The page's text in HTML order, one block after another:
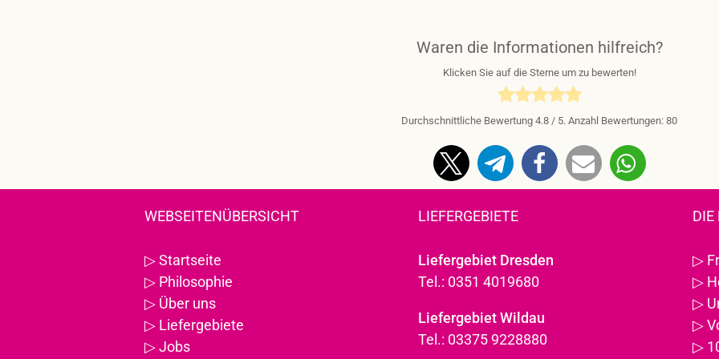
Waren die Informationen hilfreich?
Klicken Sie auf die Sterne um zu bewerten!
Durchschnittliche Bewertung 4.8 / 5. Anzahl Bewertungen: 80
WEBSEITENÜBERSICHT
▷Startseite
▷ Philosophie
▷ Über uns
▷ Liefergebiete
▷Jobs
LIEFERGEBIETE
Liefergebiet Dresden
Tel.: 0351 4019680
Liefergebiet Wildau
Tel.: 03375 9228880
DIE
▷
▷
▷
▷
▷